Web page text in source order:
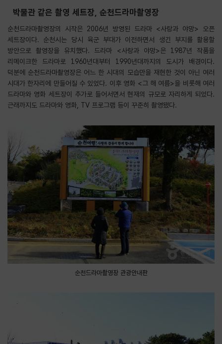
박물관 같은 촬영 세트장, 순천드라마촬영장
순천드라마촬영장의 시작은 2006년 방영된 드라마 <사랑과 야망> 오픈
세트장이다. 순천시는 당시 육군 부대가 이전하면서 생긴 부지를 활용할
방안으로 촬영장을 유치했다. 드라마 <사랑과 야망>은 1987년 작품을
리메이크한 드라마로 1960년대부터 1990년대까지의 도시가 배경이다.
덕분에 순천드라마촬영장은 어느 한 시대의 모습만을 재현한 것이 아닌 여러
시대가 한자리에 만들어질 수 있었다. 이후 영화 <그 해 여름>을 비롯해 여러
드라마와 영화 세트장이 추가로 들어서면서 현재의 규모로 자리하게 되었다.
근래까지도 드라마와 영화, TV 프로그램 등이 꾸준히 촬영됐다.
순천드라마촬영장 관광안내판